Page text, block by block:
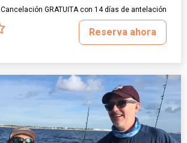
Cancelación GRATUITA con 14 días de antelación
Reserva ahora